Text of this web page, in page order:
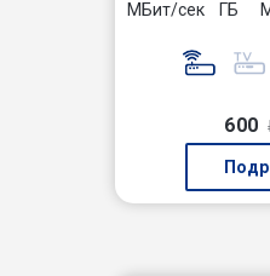
МБит/сек
ГБ
600